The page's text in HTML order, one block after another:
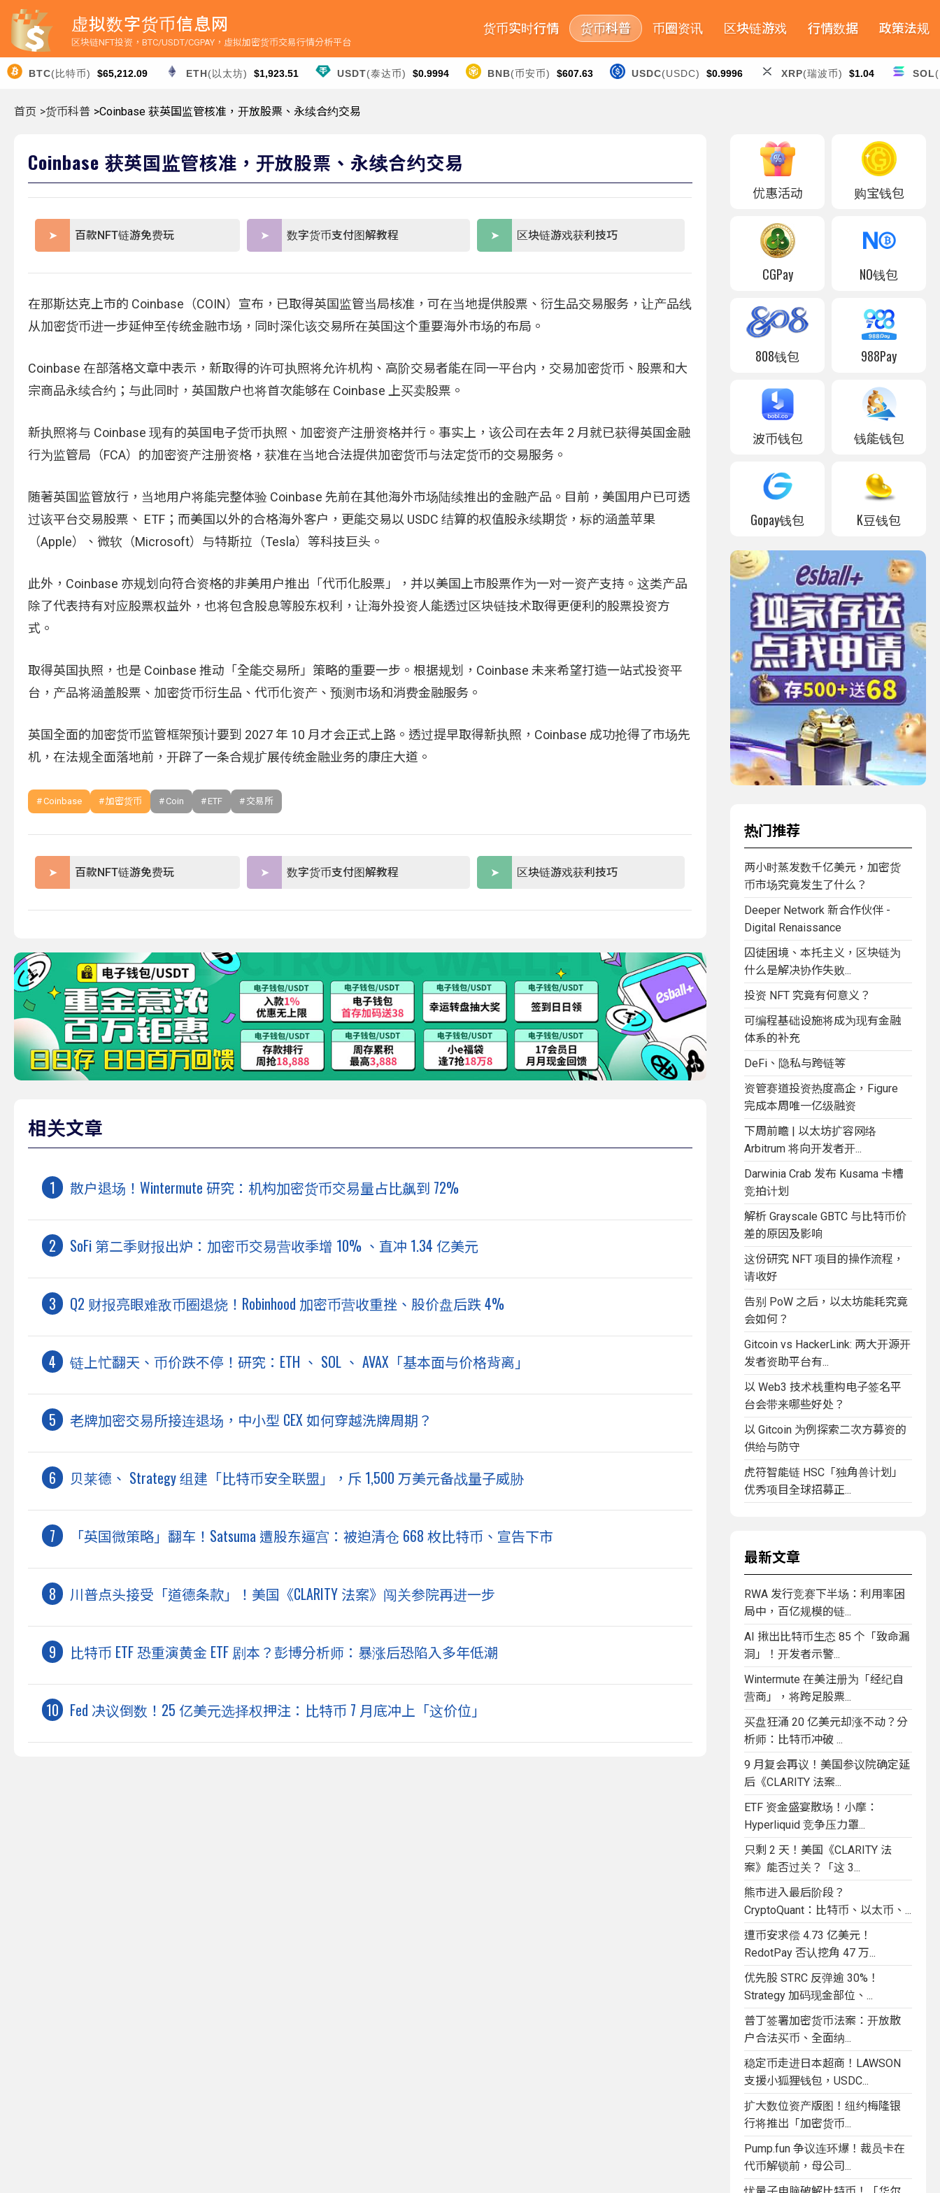
虚拟数字货币信息网
区块链NFT投资，BTC/USDT/CGPAY，虚拟加密货币交易行情分析平台
货币实时行情 货币科普 币圈资讯 区块链游戏 行情数据 政策法规
BTC(比特币) $65,212.09 ETH(以太坊) $1,923.51 USDT(泰达币) $0.9994 BNB(币安币) $607.63 USDC(USDC) $0.9996 XRP(瑞波币) $1.04 SOL
首页 >货币科普 >Coinbase 获英国监管核准，开放股票、永续合约交易
Coinbase 获英国监管核准，开放股票、永续合约交易
百款NFT链游免费玩 数字货币支付图解教程 区块链游戏获利技巧
在那斯达克上市的 Coinbase（COIN）宣布，已取得英国监管当局核准，可在当地提供股票、衍生品交易服务，让产品线
从加密货币进一步延伸至传统金融市场，同时深化该交易所在英国这个重要海外市场的布局。
Coinbase 在部落格文章中表示，新取得的许可执照将允许机构、高阶交易者能在同一平台内，交易加密货币、股票和大
宗商品永续合约；与此同时，英国散户也将首次能够在 Coinbase 上买卖股票。
新执照将与 Coinbase 现有的英国电子货币执照、加密资产注册资格并行。事实上，该公司在去年 2 月就已获得英国金融
行为监管局（FCA）的加密资产注册资格，获准在当地合法提供加密货币与法定货币的交易服务。
随著英国监管放行，当地用户将能完整体验 Coinbase 先前在其他海外市场陆续推出的金融产品。目前，美国用户已可透
过该平台交易股票、 ETF；而美国以外的合格海外客户，更能交易以 USDC 结算的权值股永续期货，标的涵盖苹果
（Apple）、微软（Microsoft）与特斯拉（Tesla）等科技巨头。
此外，Coinbase 亦规划向符合资格的非美用户推出「代币化股票」，并以美国上市股票作为一对一资产支持。这类产品
除了代表持有对应股票权益外，也将包含股息等股东权利，让海外投资人能透过区块链技术取得更便利的股票投资方
式。
取得英国执照，也是 Coinbase 推动「全能交易所」策略的重要一步。根据规划，Coinbase 未来希望打造一站式投资平
台，产品将涵盖股票、加密货币衍生品、代币化资产、预测市场和消费金融服务。
英国全面的加密货币监管框架预计要到 2027 年 10 月才会正式上路。透过提早取得新执照，Coinbase 成功抢得了市场先
机，在法规全面落地前，开辟了一条合规扩展传统金融业务的康庄大道。
Coinbase 加密货币 Coin ETF 交易所
百款NFT链游免费玩 数字货币支付图解教程 区块链游戏获利技巧
相关文章
散户退场！Wintermute 研究：机构加密货币交易量占比飙到 72%
SoFi 第二季财报出炉：加密币交易营收季增 10% 、直冲 1.34 亿美元
Q2 财报亮眼难敌币圈退烧！Robinhood 加密币营收重挫、股价盘后跌 4%
链上忙翻天、币价跌不停！研究：ETH 、 SOL 、 AVAX「基本面与价格背离」
老牌加密交易所接连退场，中小型 CEX 如何穿越洗牌周期？
贝莱德、 Strategy 组建「比特币安全联盟」，斥 1,500 万美元备战量子威胁
「英国微策略」翻车！Satsuma 遭股东逼宫：被迫清仓 668 枚比特币、宣告下市
川普点头接受「道德条款」！美国《CLARITY 法案》闯关参院再进一步
比特币 ETF 恐重演黄金 ETF 剧本？彭博分析师：暴涨后恐陷入多年低潮
Fed 决议倒数！25 亿美元选择权押注：比特币 7 月底冲上「这价位」
优惠活动 购宝钱包
CGPay NO钱包
808钱包 988Pay
波币钱包 钱能钱包
Gopay钱包 K豆钱包
热门推荐
两小时蒸发数千亿美元，加密货
币市场究竟发生了什么？
Deeper Network 新合作伙伴 -
Digital Renaissance
囚徒困境、本托主义，区块链为
什么是解决协作失败...
投资 NFT 究竟有何意义？
可编程基础设施将成为现有金融
体系的补充
DeFi、隐私与跨链等
资管赛道投资热度高企，Figure
完成本周唯一亿级融资
下周前瞻 | 以太坊扩容网络
Arbitrum 将向开发者开...
Darwinia Crab 发布 Kusama 卡槽
竞拍计划
解析 Grayscale GBTC 与比特币价
差的原因及影响
这份研究 NFT 项目的操作流程，
请收好
告别 PoW 之后，以太坊能耗究竟
会如何？
Gitcoin vs HackerLink: 两大开源开
发者资助平台有...
以 Web3 技术栈重构电子签名平
台会带来哪些好处？
以 Gitcoin 为例探索二次方募资的
供给与防守
虎符智能链 HSC「独角兽计划」
优秀项目全球招募正...
最新文章
RWA 发行竞赛下半场：利用率困
局中，百亿规模的链...
AI 揪出比特币生态 85 个「致命漏
洞」！开发者示警...
Wintermute 在美注册为「经纪自
营商」，将跨足股票...
买盘狂涌 20 亿美元却涨不动？分
析师：比特币冲破 ...
9 月复会再议！美国参议院确定延
后《CLARITY 法案...
ETF 资金盛宴散场！小摩：
Hyperliquid 竞争压力罩...
只剩 2 天！美国《CLARITY 法
案》能否过关？「这 3...
熊市进入最后阶段？
CryptoQuant：比特币、以太币、...
遭币安求偿 4.73 亿美元！
RedotPay 否认挖角 47 万...
优先股 STRC 反弹逾 30%！
Strategy 加码现金部位、...
普丁签署加密货币法案：开放散
户合法买币、全面纳...
稳定币走进日本超商！LAWSON
支援小狐狸钱包，USDC...
扩大数位资产版图！纽约梅隆银
行将推出「加密货币...
Pump.fun 争议连环爆！裁员卡在
代币解锁前，母公司...